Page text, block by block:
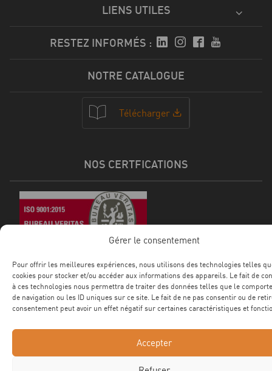
Gérer le consentement
Pour offrir les meilleures expériences, nous utilisons des technologies telles
cookies pour stocker et/ou accéder aux informations des appareils. Le fait de
à ces technologies nous permettra de traiter des données telles que le
de navigation ou les ID uniques sur ce site. Le fait de ne pas consentir ou de
consentement peut avoir un effet négatif sur certaines caractéristiques et
Accepter
LIENS UTILES
RESTEZ INFORMÉS :
NOTRE CATALOGUE
Télécharger
NOS CERTFICATIONS
©2025 ROTEC Tous droits réservés
Site web Astraga